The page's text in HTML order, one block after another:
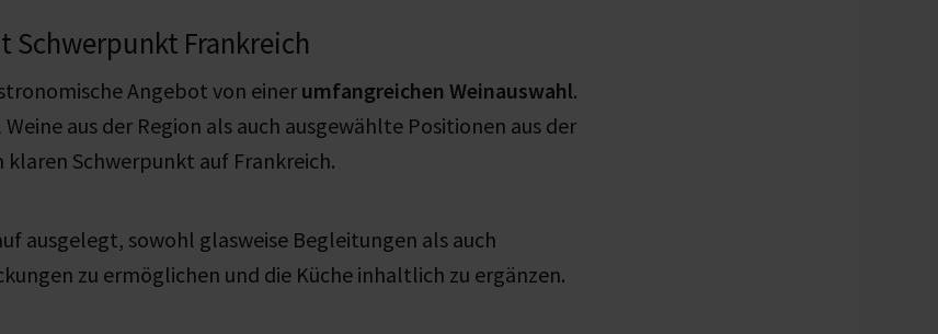
Schwerpunkt Frankreich
Angebot von einer umfangreichen Weinauswahl.
aus der Region als auch ausgewählte Positionen aus der
Schwerpunkt auf Frankreich.
ausgelegt, sowohl glasweise Begleitungen als auch
zu ermöglichen und die Küche inhaltlich zu ergänzen.